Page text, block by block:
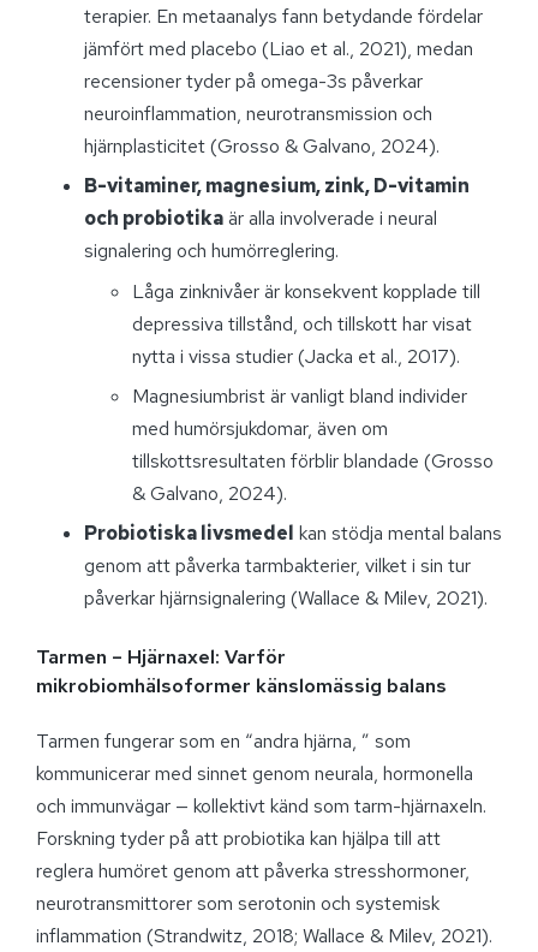
terapier. En metaanalys fann betydande fördelar
jämfört med placebo (Liao et al., 2021), medan
recensioner tyder på omega-3s påverkar
neuroinflammation, neurotransmission och
hjärnplasticitet (Grosso & Galvano, 2024).
B-vitaminer, magnesium, zink, D-vitamin
och probiotikaär alla involverade i neural
signalering och humörreglering.
Låga zinknivåer är konsekvent kopplade till
depressiva tillstånd, och tillskott har visat
nytta i vissa studier (Jacka et al., 2017).
Magnesiumbrist är vanligt bland individer
med humörsjukdomar, även om
tillskottsresultaten förblir blandade (Grosso
& Galvano, 2024).
Probiotiska livsmedel kan stödja mental balans
genom att påverka tarmbakterier, vilket i sin tur
påverkar hjärnsignalering (Wallace & Milev, 2021).
Tarmen – Hjärnaxel: Varför
mikrobiomhälsoformer känslomässig balans
Tarmen fungerar som en “andra hjärna, ” som
kommunicerar med sinnet genom neurala, hormonella
och immunvägar — kollektivt känd som tarm-hjärnaxeln.
Forskning tyder på att probiotika kan hjälpa till att
reglera humöret genom att påverka stresshormoner,
neurotransmittorer som serotonin och systemisk
inflammation (Strandwitz, 2018; Wallace & Milev, 2021).